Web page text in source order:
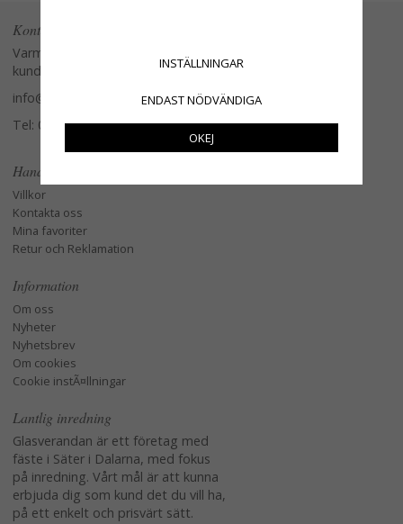
Kontakta oss
Varmt välkommen att kontakta vår
kundtjänst.
info@glasverandan.se
Tel: 079-3495968
Handla
Villkor
Kontakta oss
Mina favoriter
Retur och Reklamation
Information
Om oss
Nyheter
Nyhetsbrev
Om cookies
Cookie instÃ¤llningar
Lantlig inredning
Glasverandan är ett företag med
fäste i Säter i Dalarna, med fokus
på inredning. Vårt mål är att kunna
erbjuda dig som kund det du vill ha,
på ett enkelt och prisvärt sätt.
INSTÄLLNINGAR
ENDAST NÖDVÄNDIGA
OKEJ